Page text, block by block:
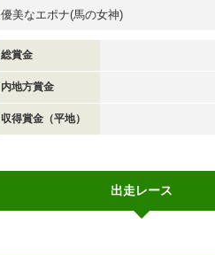
優美なエポナ(馬の女神)
総賞金
内地方賞金
収得賞金（平地）
出走レース